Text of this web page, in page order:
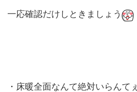
一応確認だけしときましょう
・床暖全面なんて絶対いらんてぇ